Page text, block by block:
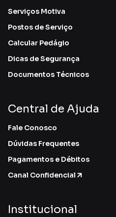
Serviços Motiva
Postos de Serviço
Calcular Pedágio
Dicas de Segurança
Documentos Técnicos
Central de Ajuda
Fale Conosco
Dúvidas Frequentes
Pagamentos e Débitos
Canal Confidencial
Institucional